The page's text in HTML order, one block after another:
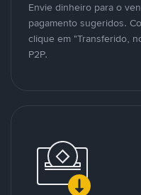
Envie dinheiro para o
pagamento sugeridos.
clique em "Transferido,
P2P.